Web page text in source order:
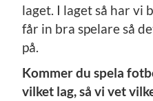
laget. I laget så har vi
får in bra spelare så
på.
Kommer du spela
vilket lag, så vi vet